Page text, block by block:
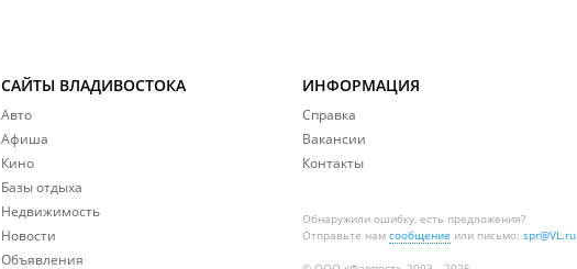
САЙТЫ ВЛАДИВОСТОКА
Авто
Афиша
Кино
Базы отдыха
Недвижимость
Новости
Объявления
ИНФОРМАЦИЯ
Справка
Вакансии
Контакты
Обнаружили ошибку, есть предложения?
Отправьте нам сообщение или письмо: spr@VL.ru